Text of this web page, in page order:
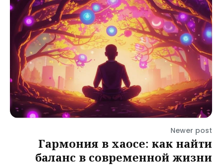
Newer post
Гармония в хаосе: как найти
баланс в современной жизни